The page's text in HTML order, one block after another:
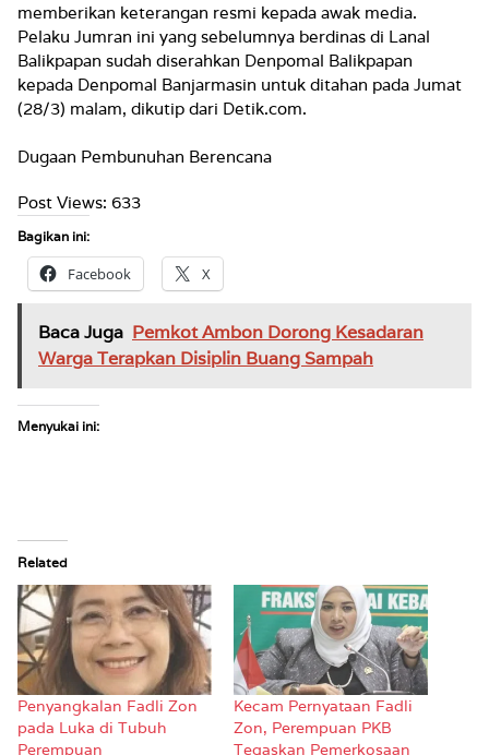
memberikan keterangan resmi kepada awak media.
Pelaku Jumran ini yang sebelumnya berdinas di Lanal
Balikpapan sudah diserahkan Denpomal Balikpapan
kepada Denpomal Banjarmasin untuk ditahan pada Jumat
(28/3) malam, dikutip dari Detik.com.
Dugaan Pembunuhan Berencana
Post Views: 633
Bagikan ini:
Facebook X
Baca Juga Pemkot Ambon Dorong Kesadaran
Warga Terapkan Disiplin Buang Sampah
Menyukai ini:
Related
Penyangkalan Fadli Zon
pada Luka di Tubuh
Perempuan
Kecam Pernyataan Fadli
Zon, Perempuan PKB
Tegaskan Pemerkosaan